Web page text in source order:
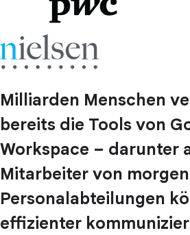
Milliarden Menschen
bereits die Tools von
Workspace – darunter
Mitarbeiter von
Personalabteilungen
effizienter